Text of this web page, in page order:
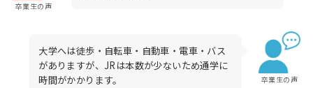
卒業生の声
卒業生の声
大学へは徒歩・自転車・自動車・電車・バス
がありますが、JRは本数が少ないため通学に
時間がかかります。